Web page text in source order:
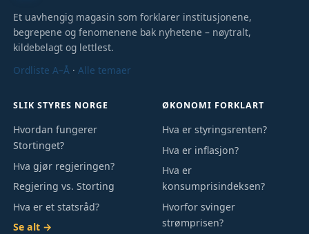
Et uavhengig magasin som forklarer institusjonene,
begrepene og fenomenene bak nyhetene – nøytralt,
kildebelagt og lettlest.
Ordliste A–Å ·Alle temaer
SLIK STYRES NORGE
Hvordan fungerer
Stortinget?
Hva gjør regjeringen?
Regjering vs. Storting
Hva er et statsråd?
Se alt →
ØKONOMI FORKLART
Hva er styringsrenten?
Hva er inflasjon?
Hva er
konsumprisindeksen?
Hvorfor svinger
strømprisen?